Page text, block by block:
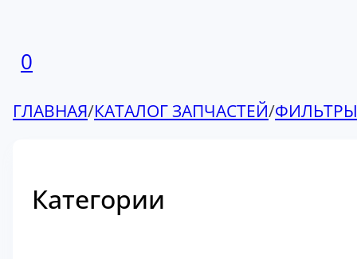
0
ГЛАВНАЯ/КАТАЛОГ ЗАПЧАСТЕЙ/ФИЛЬТРЫ
Категории